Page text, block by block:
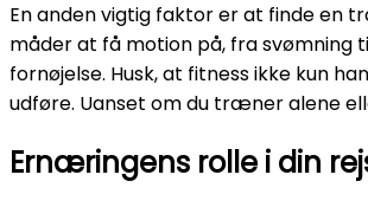
En anden vigtig faktor er at finde en
måder at få motion på, fra svømning
fornøjelse. Husk, at fitness ikke kun
udføre. Uanset om du træner alene
Ernæringens rolle i din